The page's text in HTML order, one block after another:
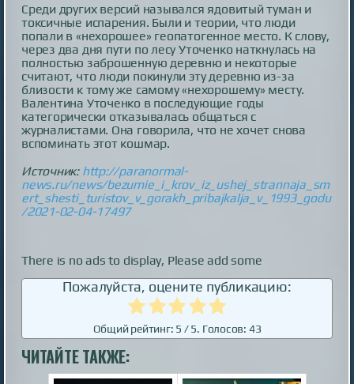
Среди других версий назывался ядовитый туман и
токсичные испарения. Были и теории, что люди
попали в «нехорошее» геопатогенное место. К слову,
через два дня пути по лесу Уточенко наткнулась на
полностью заброшенную деревню и некоторые
считают, что люди покинули эту деревню из-за
близости к тому же самому «нехорошему» месту.
Валентина Уточенко в последующие годы
категорически отказывалась общаться с
журналистами. Она говорила, что не хочет снова
вспоминать этот кошмар.
Источник: http://paranormal-
news.ru/news/bezumie_i_krov_iz_ushej_strannaja_sm
ert_shesti_turistov_v_gorakh_pribajkalja_v_1993_godu
/2021-02-04-17497
There is no ads to display, Please add some
Пожалуйста, оцените публикацию:
Общий рейтинг: 5 / 5. Голосов: 43
ЧИТАЙТЕ ТАКЖЕ: